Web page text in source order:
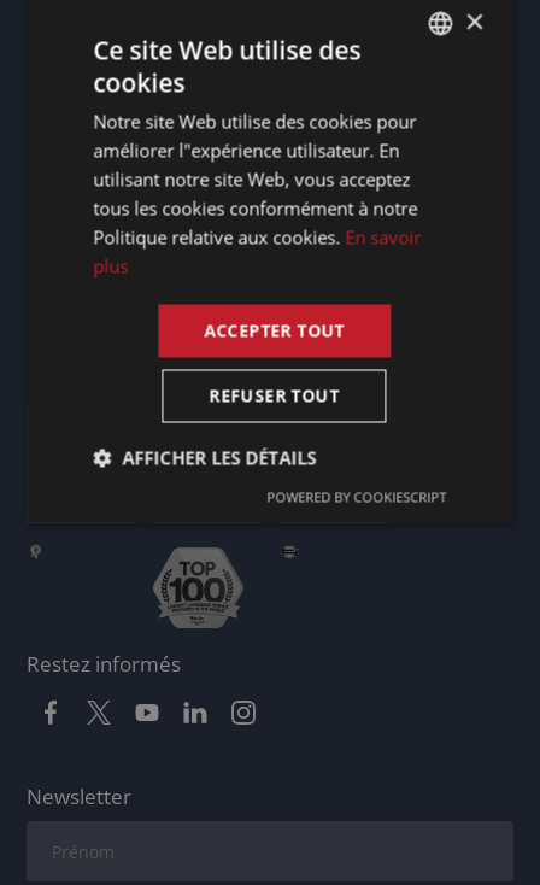
Irlande - Dublin 2
Luxembourg - Doncols
Pays-Bas - Maastricht
Nos agents commerciaux
France
Espagne
Royaume-Uni
Restez informés
Newsletter
DUTCH
FRENCH
ENGLISH
×
Ce site Web utilise des
cookies
Notre site Web utilise des cookies pour
améliorer l"expérience utilisateur. En
utilisant notre site Web, vous acceptez
tous les cookies conformément à notre
Politique relative aux cookies. En savoir
plus
ACCEPTER TOUT
REFUSER TOUT
AFFICHER LES DÉTAILS
POWERED BY COOKIESCRIPT